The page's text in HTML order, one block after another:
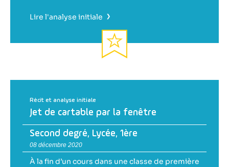
Lire l'analyse initiale ›
Récit et analyse initiale
Jet de cartable par la fenêtre
Second degré, Lycée, 1ère
08 décembre 2020
À la fin d’un cours dans une classe de première